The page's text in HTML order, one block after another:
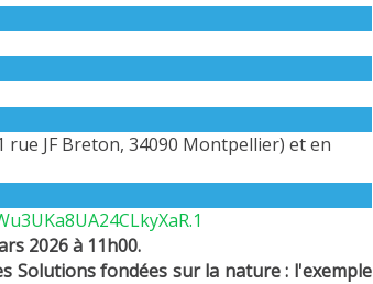
rue JF Breton, 34090 Montpellier) et en
2026 à 11h00.
Solutions fondées sur la nature : l'exemple